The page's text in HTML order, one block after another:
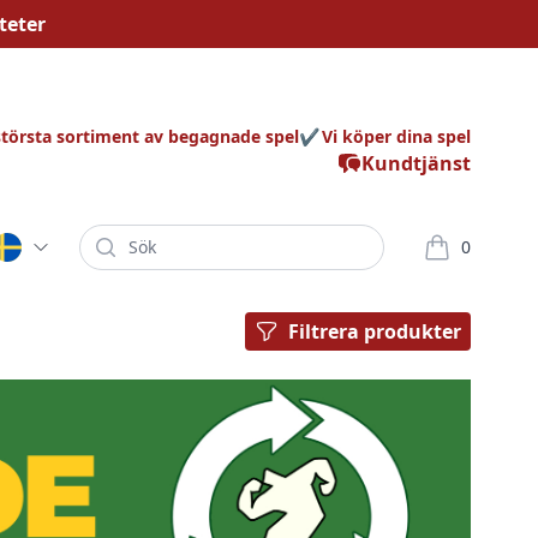
Kundtjänst
sortiment av begagnade spel Vi köper dina spel
Sök 0
varor i
Filtrera produkter